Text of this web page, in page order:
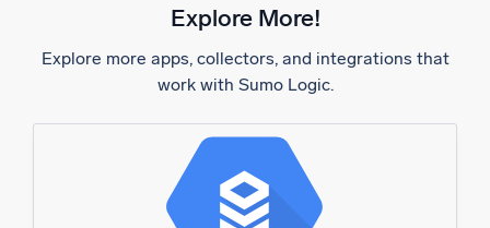
Explore More!
Explore more apps, collectors, and integrations that
work with Sumo Logic.